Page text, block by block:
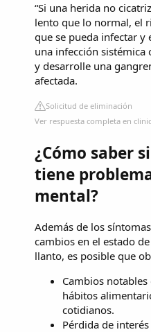
“Si una herida no
lento que lo normal, el
que se pueda infectar y
una infección
y desarrolle una
afectada.
Solicitud de eliminación
Ver respuesta completa en
¿Cómo saber
tiene
mental?
Además de los
cambios en el estado
llanto, es posible que
Cambios
hábitos
cotidianos.
Pérdida de